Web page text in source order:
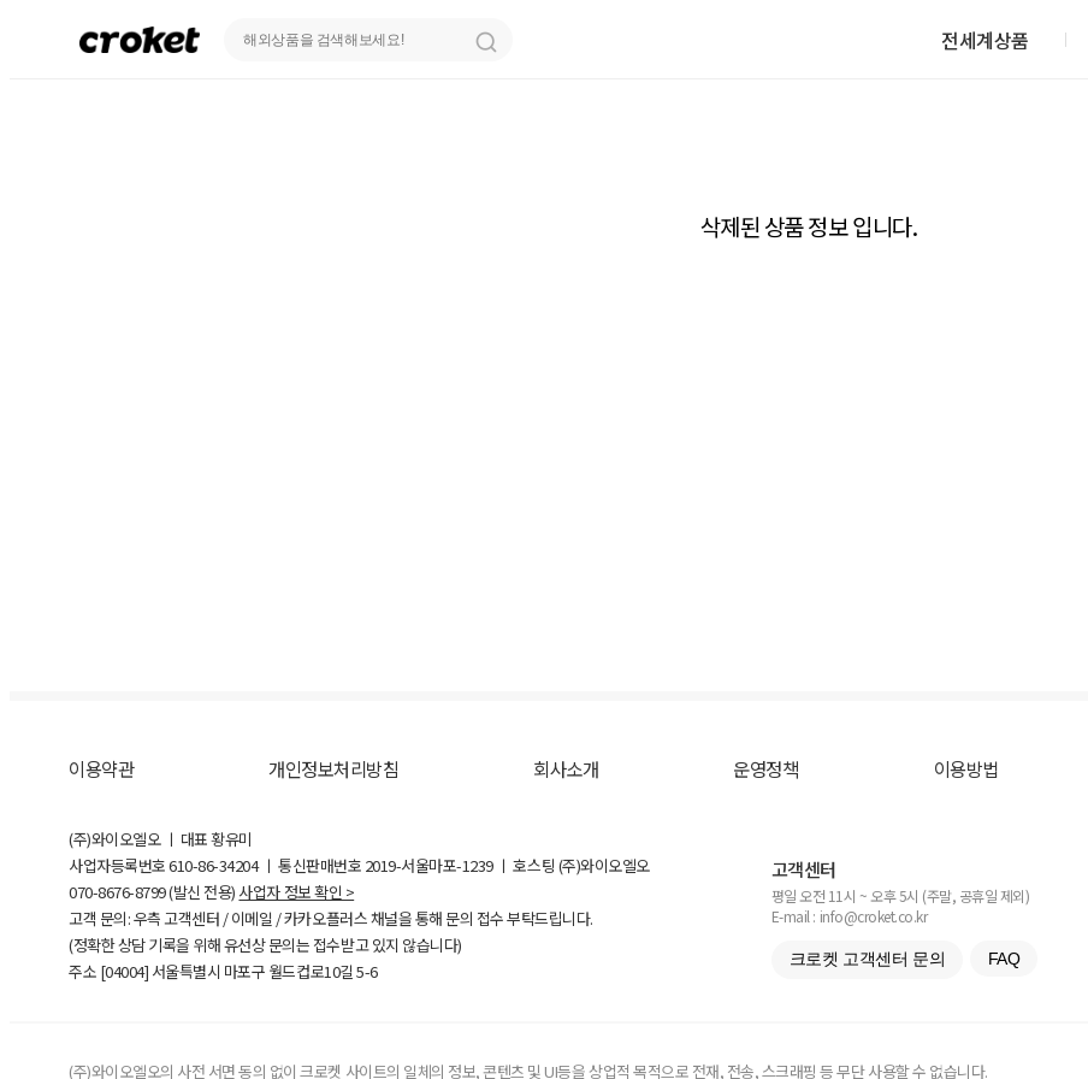
전세계상품
삭제된 상품 정보 입니다.
이용약관 개인정보처리방침 회사소개 운영정책 이용방법
(주)와이오엘오 ㅣ 대표 황유미
사업자등록번호610-86-34204ㅣ 통신판매번호 2019-서울마포-1239 ㅣ 호스팅 (주)와이오엘오
070-8676-8799 (발신 전용) 사업자 정보 확인 >
고객 문의: 우측 고객센터 / 이메일 / 카카오플러스 채널을 통해 문의 접수 부탁드립니다.
(정확한 상담 기록을 위해 유선상 문의는 접수받고 있지 않습니다)
주소 [04004] 서울특별시 마포구 월드컵로10길5-6
고객센터
평일 오전 11시 ~ 오후 5시 (주말, 공휴일 제외)
E-mail : info@croket.co.kr
크로켓 고객센터 문의 FAQ
(주)와이오엘오의 사전 서면 동의 없이 크로켓 사이트의 일체의 정보, 콘텐츠 및 UI등을 상업적 목적으로 전재, 전송, 스크래핑 등 무단 사용할 수 없습니다.